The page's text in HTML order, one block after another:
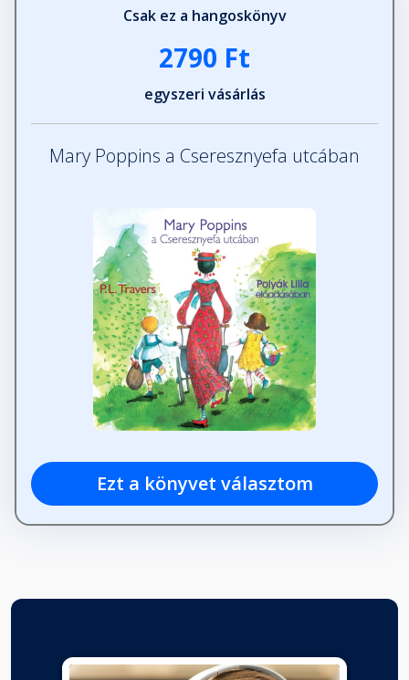
Csak ez a hangoskönyv
2790 Ft
egyszeri vásárlás
Mary Poppins a Cseresznyefa utcában
Ezt a könyvet választom